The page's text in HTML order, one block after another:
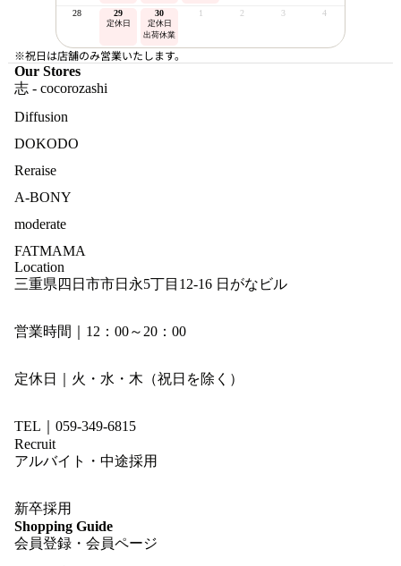
28 29
定休日
30
定休日
出荷休業
1 2 3 4
※祝日は店舗のみ営業いたします。
Our Stores
志 - cocorozashi
Diffusion
DOKODO
Reraise
A-BONY
moderate
FATMAMA
Location
三重県四日市市日永5丁目12-16 日がなビル
営業時間｜12：00～20：00
定休日｜火・水・木（祝日を除く）
TEL｜059-349-6815
Recruit
アルバイト・中途採用
新卒採用
Shopping Guide
会員登録・会員ページ